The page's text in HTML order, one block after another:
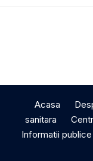
Acasa
sanitara
Informatii publice